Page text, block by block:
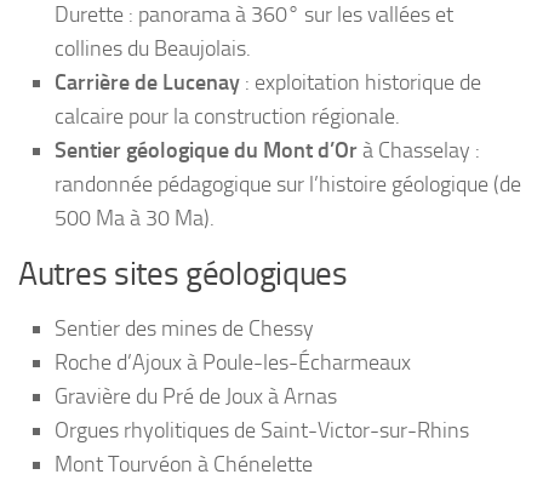
Durette : panorama à 360° sur les vallées et
collines du Beaujolais.
Carrière de Lucenay : exploitation historique de
calcaire pour la construction régionale.
Sentier géologique du Mont d’Orà Chasselay :
randonnée pédagogique sur l’histoire géologique (de
500 Ma à 30 Ma).
Autres sites géologiques
Sentier des mines de Chessy
Roche d’Ajoux à Poule-les-Écharmeaux
Gravière du Pré de Joux à Arnas
Orgues rhyolitiques de Saint-Victor-sur-Rhins
Mont Tourvéon à Chénelette